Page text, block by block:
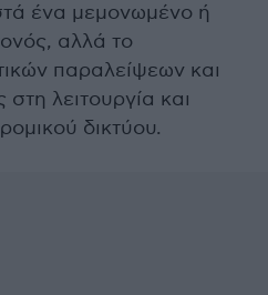
ένα μεμονωμένο ή
αλλά το
παραλείψεων και
λειτουργία και
δικτύου.